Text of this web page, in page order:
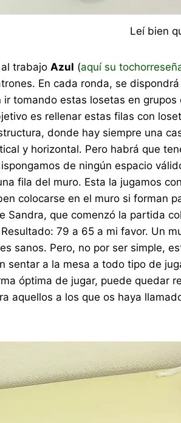
Leí bien
al trabajoAzul (aquí su
En cada ronda, se
ir tomando estas losetas en
es rellenar estas filas con
donde hay siempre una
y horizontal. Pero habrá que
de ningún espacio
fila del muro. Esta la jugamos
colocarse en el muro si forman
Sandra, que comenzó la partida
79 a 65 a mi favor. Un
sanos. Pero, no por ser simple,
sentar a la mesa a todo tipo de
óptima de jugar, puede quedar
aquellos a los que os haya